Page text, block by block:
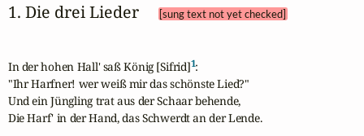
1. Die drei Lieder [sung text not yet checked]
In der hohen Hall' saß König [Sifrid]1:
"Ihr Harfner! wer weiß mir das schönste Lied?"
Und ein Jüngling trat aus der Schaar behende,
Die Harf' in der Hand, das Schwerdt an der Lende.